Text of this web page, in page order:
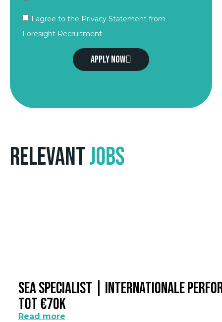
I agree to the Privacy Statement from
Foresight Recruitment
Apply now
RelevantJobs
SEA Specialist | Internationale
Tot €70k
Read more